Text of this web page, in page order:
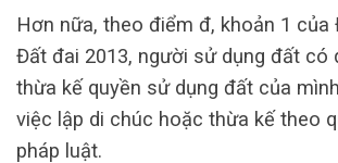
Hơn nữa, theo điểm đ, khoản 1 của
Đất đai 2013, người sử dụng đất có
thừa kế quyền sử dụng đất của
việc lập di chúc hoặc thừa kế theo
pháp luật.